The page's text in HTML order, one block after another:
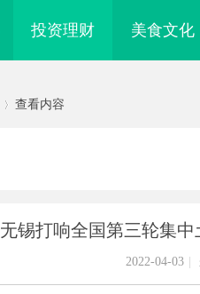
投资理财 美食文化
查看内容
无锡打响全国第三轮集
2022-04-03